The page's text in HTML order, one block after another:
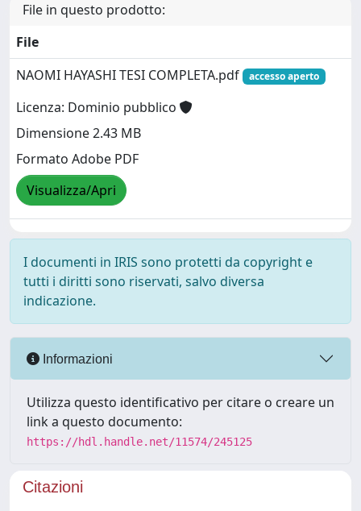
File in questo prodotto:
File
NAOMI HAYASHI TESI COMPLETA.pdf
accesso aperto
Licenza: Dominio pubblico
Dimensione 2.43 MB
Formato Adobe PDF
Visualizza/Apri
I documenti in IRIS sono protetti da copyright e
tutti i diritti sono riservati, salvo diversa
indicazione.
Informazioni
Utilizza questo identificativo per citare o creare un
link a questo documento:
https://hdl.handle.net/11574/245125
Citazioni